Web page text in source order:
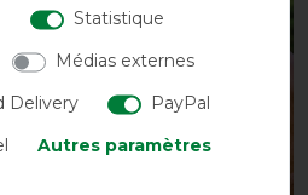
Statistique
Médias externes
Delivery
PayPal
Autres paramètres